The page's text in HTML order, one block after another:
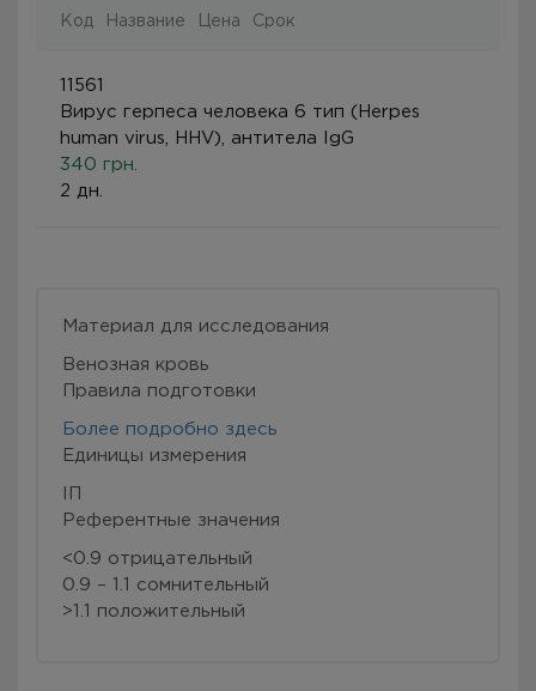
Код Название Цена Срок
11561
Вирус герпеса человека 6 тип (Herpes
human virus, HHV), антитела IgG
340 грн.
2 дн.
Материал для исследования
Венозная кровь
Правила подготовки
Более подробно здесь
Eдиницы измерения
Референтные значения
<0.9 отрицательный
0.9 – 1.1 сомнительный
>1.1 положительный